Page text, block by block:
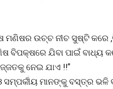
ଉଚ୍ଚ ନୀଚ ସୁଷ୍ଟି କରେ
ବିପକ୍ଷରେ ଯିବା ପାଇଁ ବାଧ୍ୟ
ନେଇ ଯାଏ !!”
ମାନଙ୍କୁ ବସ୍ତ୍ର ଭଳି